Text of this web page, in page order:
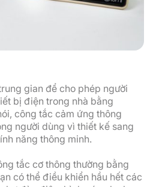
gian để cho phép người
bị điện trong nhà bằng
công tắc cảm ứng thông
người dùng vì thiết kế sang
năng thông minh.
tắc cơ thông thường bằng
có thể điều khiển hầu hết các